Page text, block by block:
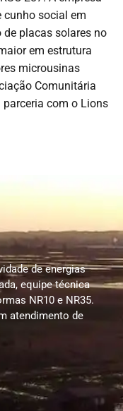
cunho social em
placas solares no
em estrutura
microusinas
Comunitária
parceria com o Lions
de energias
equipe técnica
NR10 e NR35.
atendimento de